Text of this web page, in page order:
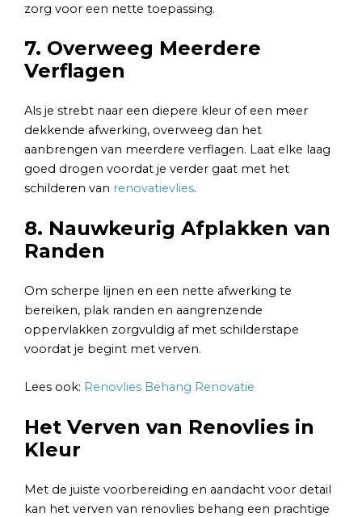
zorg voor een nette toepassing.
7. Overweeg Meerdere
Verflagen
Als je strebt naar een diepere kleur of een meer
dekkende afwerking, overweeg dan het
aanbrengen van meerdere verflagen. Laat elke laag
goed drogen voordat je verder gaat met het
schilderen van renovatievlies.
8. Nauwkeurig Afplakken van
Randen
Om scherpe lijnen en een nette afwerking te
bereiken, plak randen en aangrenzende
oppervlakken zorgvuldig af met schilderstape
voordat je begint met verven.
Lees ook: Renovlies Behang Renovatie
Het Verven van Renovlies in
Kleur
Met de juiste voorbereiding en aandacht voor detail
kan het verven van renovlies behang een prachtige